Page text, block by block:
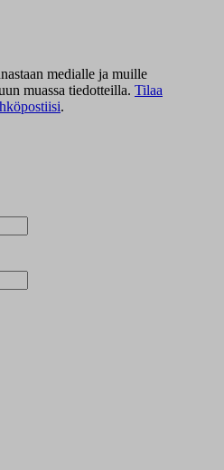
medialle ja muille
muassa tiedotteilla. Tilaa
.